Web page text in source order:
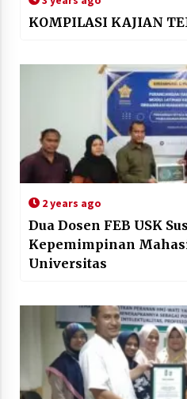
KOMPILASI KAJIAN
2 years ago
Dua Dosen FEB USK
Kepemimpinan
Universitas